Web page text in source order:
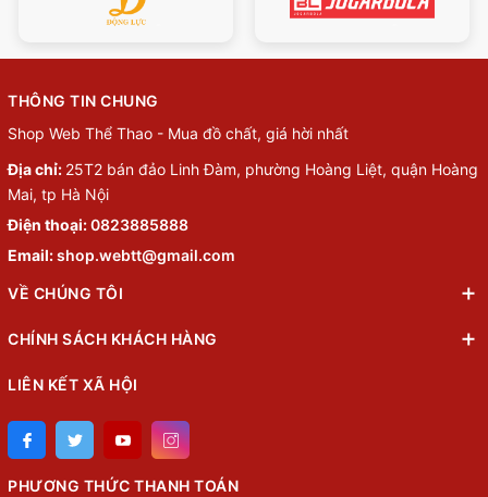
THÔNG TIN CHUNG
Shop Web Thể Thao - Mua đồ chất, giá hời nhất
Địa chỉ: 25T2 bán đảo Linh Đàm, phường Hoàng Liệt, quận Hoàng
Mai, tp Hà Nội
Điện thoại:0823885888
Email:shop.webtt@gmail.com
VỀ CHÚNG TÔI
CHÍNH SÁCH KHÁCH HÀNG
LIÊN KẾT XÃ HỘI
PHƯƠNG THỨC THANH TOÁN